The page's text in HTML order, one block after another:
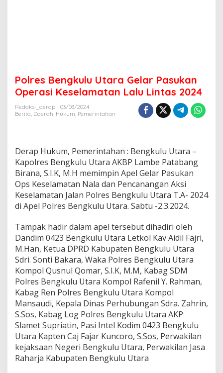
Polres Bengkulu Utara Gelar Pasukan
Operasi Keselamatan Lalu Lintas 2024
Redaksi_derap
03/03/2024
Berita, Daerah, Hukum, Pemerintahan
Derap Hukum, Pemerintahan : Bengkulu Utara –
Kapolres Bengkulu Utara AKBP Lambe Patabang
Birana, S.I.K, M.H memimpin Apel Gelar Pasukan
Ops Keselamatan Nala dan Pencanangan Aksi
Keselamatan Jalan Polres Bengkulu Utara T.A- 2024
di Apel Polres Bengkulu Utara. Sabtu -2.3.2024.
Tampak hadir dalam apel tersebut dihadiri oleh
Dandim 0423 Bengkulu Utara Letkol Kav Aidil Fajri,
M.Han, Ketua DPRD Kabupaten Bengkulu Utara
Sdri. Sonti Bakara, Waka Polres Bengkulu Utara
Kompol Qusnul Qomar, S.I.K, M.M, Kabag SDM
Polres Bengkulu Utara Kompol Rafenil Y. Rahman,
Kabag Ren Polres Bengkulu Utara Kompol
Mansaudi, Kepala Dinas Perhubungan Sdra. Zahrin,
S.Sos, Kabag Log Polres Bengkulu Utara AKP
Slamet Supriatin, Pasi Intel Kodim 0423 Bengkulu
Utara Kapten Caj Fajar Kuncoro, S.Sos, Perwakilan
kejaksaan Negeri Bengkulu Utara, Perwakilan Jasa
Raharja Kabupaten Bengkulu Utara